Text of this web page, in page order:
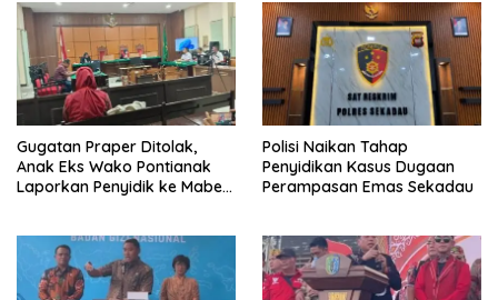
Gugatan Praper Ditolak,
Anak Eks Wako Pontianak
Laporkan Penyidik ke Mabes
Polisi Naikan Tahap
Penyidikan Kasus Dugaan
Perampasan Emas Sekadau